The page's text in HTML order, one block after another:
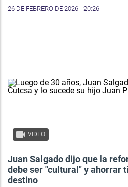
26 DE FEBRERO DE 2026 - 20:26
VIDEO
Juan Salgado dijo que la
debe ser "cultural" y ahorrar
destino